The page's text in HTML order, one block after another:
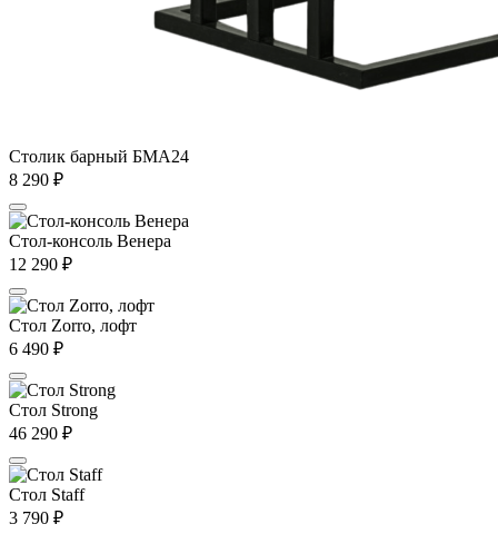
Столик барный БМА24
8 290 ₽
Стол-консоль Венера
12 290 ₽
Стол Zorro, лофт
6 490 ₽
Стол Strong
46 290 ₽
Стол Staff
3 790 ₽